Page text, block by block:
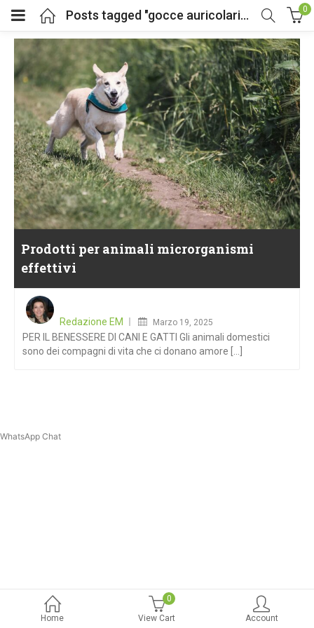
Posts tagged "gocce auricolari naturali animali" 0
Home
0
View Cart
Account
Prodotti per animali microrganismi
effettivi
Redazione EM
Marzo 19, 2025
PER IL BENESSERE DI CANI E GATTI Gli animali domestici
sono dei compagni di vita che ci donano amore [...]
WhatsApp Chat